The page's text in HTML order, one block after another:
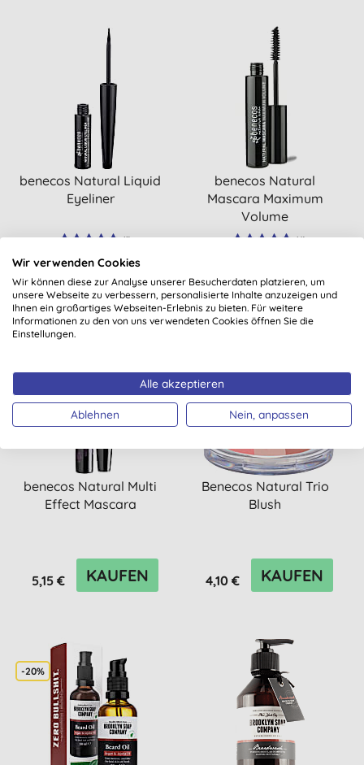
benecos Natural Liquid
Eyeliner
(1)
4,60 € KAUFEN
benecos Natural
Mascara Maximum
Volume
(4)
5,15 €
benecos Natural Multi
Effect Mascara
5,15 € KAUFEN
Benecos Natural Trio
Blush
4,10 € KAUFEN
-20%
Wir verwenden Cookies
Wir können diese zur Analyse unserer Besucherdaten platzieren, um
unsere Webseite zu verbessern, personalisierte Inhalte anzuzeigen und
Ihnen ein großartiges Webseiten-Erlebnis zu bieten. Für weitere
Informationen zu den von uns verwendeten Cookies öffnen Sie die
Einstellungen.
Alle akzeptieren
Ablehnen Nein, anpassen